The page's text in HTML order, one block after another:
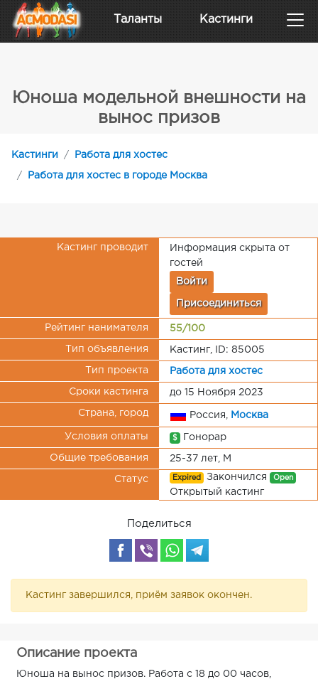
Таланты Кастинги
Юноша модельной внешности на
вынос призов
Кастинги Работа для хостес
Работа для хостес в городе Москва
Кастинг проводит
Информация скрыта от
гостей
Войти
Присоединиться
Рейтинг нанимателя 55/100
Тип объявления Кастинг, ID: 85005
Тип проекта Работа для хостес
Сроки кастинга до 15 Ноября 2023
Страна, город Россия, Москва
Условия оплаты $ Гонорар
Общие требования 25-37 лет, М
Статус Expired Закончился Open
Открытый кастинг
Поделиться
Кастинг завершился, приём заявок окончен.
Описание проекта
Юноша на вынос призов. Работа с 18 до 00 часов,